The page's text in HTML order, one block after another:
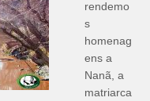
rendemo
s
homenag
ens a
Nanã, a
matriarca